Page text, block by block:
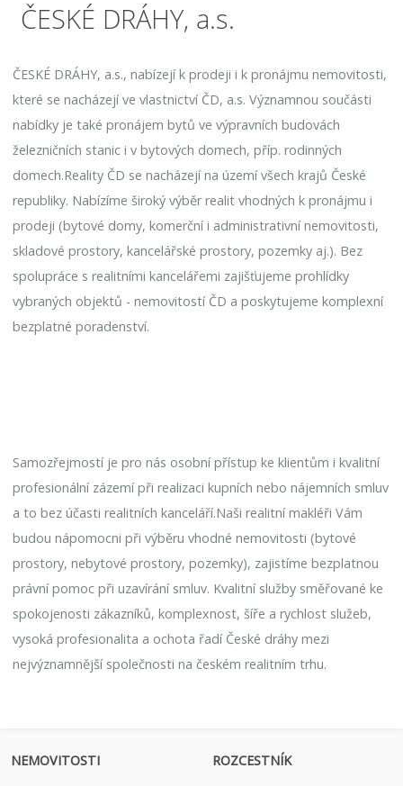
ČESKÉ DRÁHY, a.s.
ČESKÉ DRÁHY, a.s., nabízejí k prodeji i k pronájmu nemovitosti,
které se nacházejí ve vlastnictví ČD, a.s. Významnou součásti
nabídky je také pronájem bytů ve výpravních budovách
železničních stanic i v bytových domech, příp. rodinných
domech.Reality ČD se nacházejí na území všech krajů České
republiky. Nabízíme široký výběr realit vhodných k pronájmu i
prodeji (bytové domy, komerční i administrativní nemovitosti,
skladové prostory, kancelářské prostory, pozemky aj.). Bez
spolupráce s realitními kancelářemi zajišťujeme prohlídky
vybraných objektů - nemovitostí ČD a poskytujeme komplexní
bezplatné poradenství.
Samozřejmostí je pro nás osobní přístup ke klientům i kvalitní
profesionální zázemí při realizaci kupních nebo nájemních smluv
a to bez účasti realitních kanceláří.Naši realitní makléři Vám
budou nápomocni při výběru vhodné nemovitosti (bytové
prostory, nebytové prostory, pozemky), zajistíme bezplatnou
právní pomoc při uzavírání smluv. Kvalitní služby směřované ke
spokojenosti zákazníků, komplexnost, šíře a rychlost služeb,
vysoká profesionalita a ochota řadí České dráhy mezi
nejvýznamnější společnosti na českém realitním trhu.
NEMOVITOSTI ROZCESTNÍK